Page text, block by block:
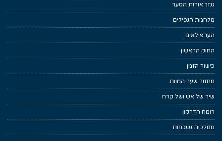
גנזך אורות הסער
מלחמת הנפילים
הערפילאים
החוק הראשון
כישור הזמן
מחזור שער המוות
שיר של אש ושל קרח
רומח הדרקון
ממלכות נשכחות